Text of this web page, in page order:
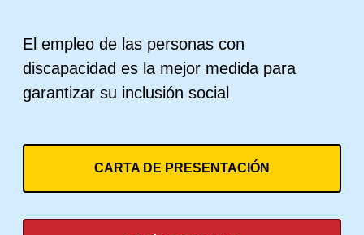
El empleo de las personas con
discapacidad es la mejor medida para
garantizar su inclusión social
CARTA DE PRESENTACIÓN